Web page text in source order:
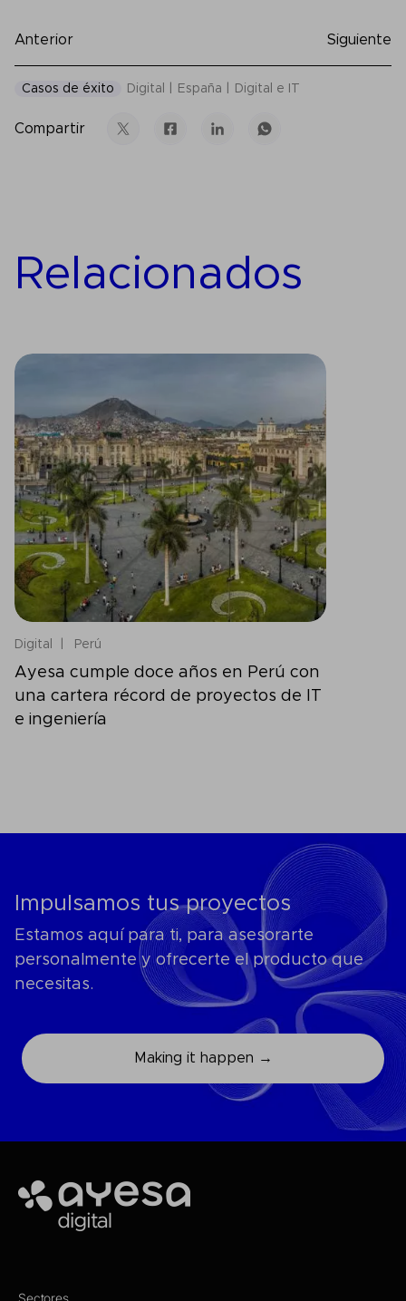
Anterior Siguiente
Casos de éxito Digital España Digital e IT
Compartir
Relacionados
Digital Perú
Ayesa cumple doce años en Perú con
una cartera récord de proyectos de IT
e ingeniería
Impulsamos tus proyectos
Estamos aquí para ti, para asesorarte
personalmente y ofrecerte el producto que
necesitas.
Making it happen →
Ayesa
Sectores